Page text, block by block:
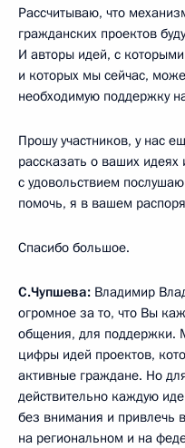
Рассчитываю, что
гражданских проектов
И авторы идей, с
и которых мы сейчас,
необходимую поддержку
Прошу участников, у нас
рассказать о ваших
с удовольствием
помочь, я в вашем
Спасибо большое.
С.Чупшева: Владимир
огромное за то, что Вы
общения, для поддержки.
цифры идей проектов,
активные граждане. Но
действительно каждую
без внимания и привлечь
на региональном и на